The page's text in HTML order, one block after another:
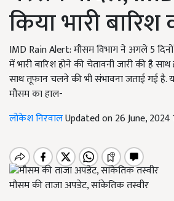
किया भारी
IMD Rain Alert: मौसम विभाग ने अगले 5 दिनों
में भारी बारिश होने की चेतावनी जारी की है
साथ तूफान चलने की भी संभावना जताई गई
मौसम का हाल-
लोकेश निरवालUpdated on 26 June, 2024
मौसम की ताजा अपडेट, सांकेतिक तस्वीर